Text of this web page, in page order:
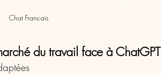
Chat Francais
du travail face à ChatGPT